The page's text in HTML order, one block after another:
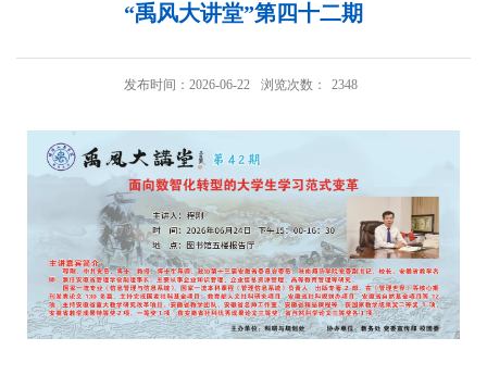
“禹风大讲堂”第四十二期
发布时间：2026-06-22 浏览次数： 2348